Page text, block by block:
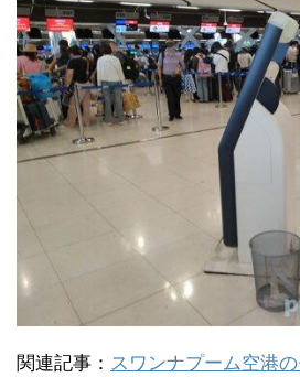
関連記事： スワンナプーム空港